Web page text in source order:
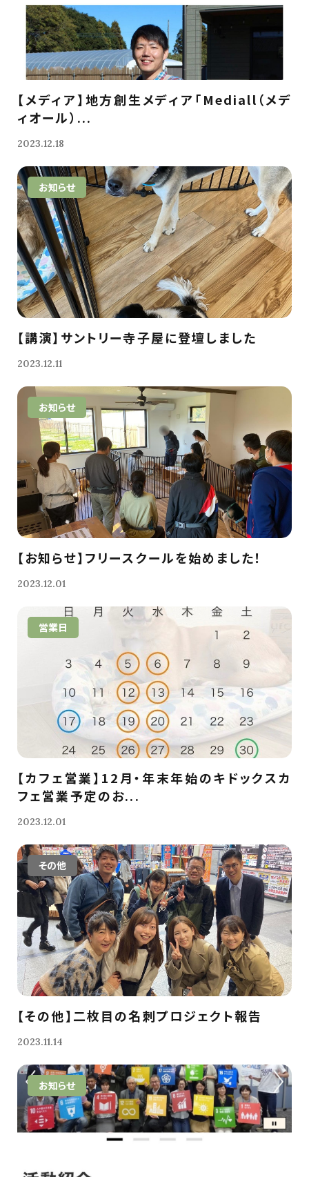
【メディア】地方創生メディア「Mediall（メデ
ィオール）...
2023.12.18
お知らせ
【講演】サントリー寺子屋に登壇しました
2023.12.11
お知らせ
【お知らせ】フリースクールを始めました！
2023.12.01
営業日
【カフェ営業】12月・年末年始のキドックスカ
フェ営業予定のお...
2023.12.01
その他
【その他】二枚目の名刺プロジェクト報告
2023.11.14
お知らせ